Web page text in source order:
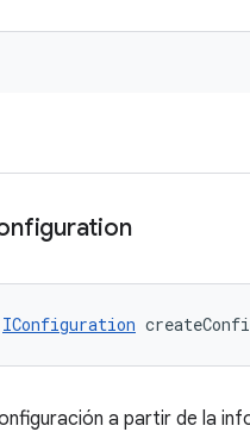
IConfiguration
a partir de la